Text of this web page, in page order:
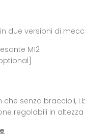
due versioni di
M12
che senza braccioli, i
regolabili in altezza